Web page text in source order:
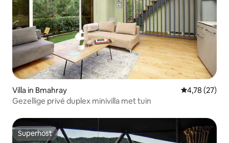
Villa in Bmahray Gemiddelde
4,78 (27)
Gezellige privé duplex minivilla met tuin
Superhost
Superhost